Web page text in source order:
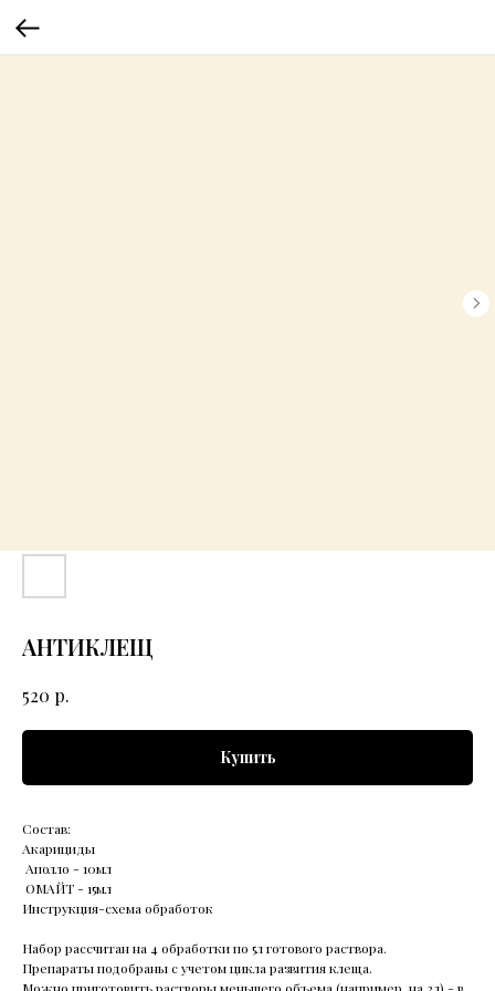
АНТИКЛЕЩ
520 р.
Купить
Состав:
Акарициды
Аполло - 10мл
ОМАЙТ - 15мл
Инструкция-схема обработок
Набор рассчитан на 4 обработки по 5л готового раствора.
Препараты подобраны с учетом цикла развития клеща.